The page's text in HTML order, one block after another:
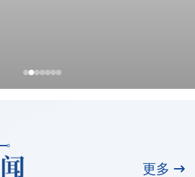
更多
，天河合唱团再创佳绩